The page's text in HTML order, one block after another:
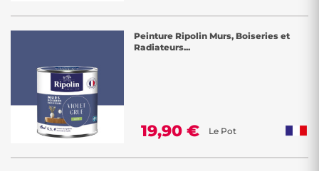
Peinture Ripolin Murs, Boiseries et
Radiateurs...
19,90 € Le Pot